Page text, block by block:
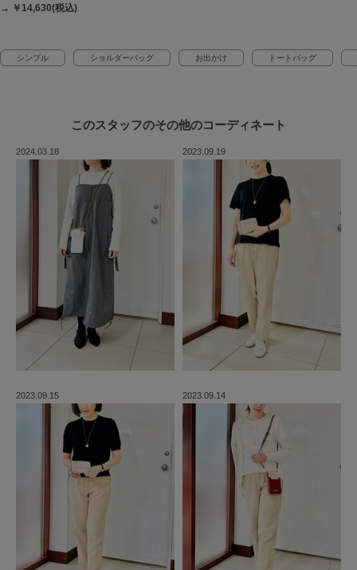
→ ￥14,630(税込)
シンプル ショルダーバッグ お出かけ トートバッグ
このスタッフのその他のコーディネート
2024.03.18 2023.09.19
2023.09.15 2023.09.14